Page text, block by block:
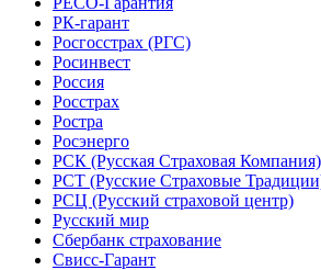
РК-гарант
Росгосстрах (РГС)
Росинвест
Россия
Росстрах
Ростра
Росэнерго
РСК (Русская Страховая Компания)
РСТ (Русские Страховые
РСЦ (Русский страховой центр)
Русский мир
Сбербанк страхование
Свисс-Гарант